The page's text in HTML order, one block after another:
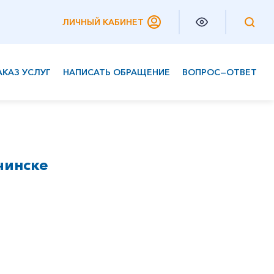
ЛИЧНЫЙ КАБИНЕТ
УСЛУГ НАПИСАТЬ ОБРАЩЕНИЕ ВОПРОС—ОТВЕТ